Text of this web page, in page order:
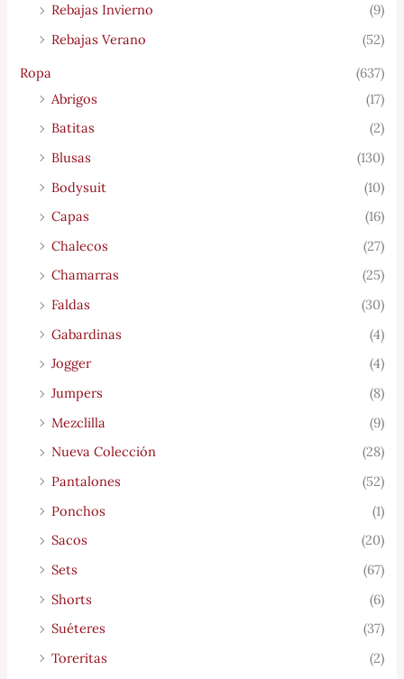
Rebajas Invierno
(9)
Rebajas Verano
(52)
Ropa
(637)
Abrigos
(17)
Batitas
(2)
Blusas
(130)
Bodysuit
(10)
Capas
(16)
Chalecos
(27)
Chamarras
(25)
Faldas
(30)
Gabardinas
(4)
Jogger
(4)
Jumpers
(8)
Mezclilla
(9)
Nueva Colección
(28)
Pantalones
(52)
Ponchos
(1)
Sacos
(20)
Sets
(67)
Shorts
(6)
Suéteres
(37)
Toreritas
(2)